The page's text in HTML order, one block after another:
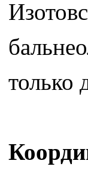
только